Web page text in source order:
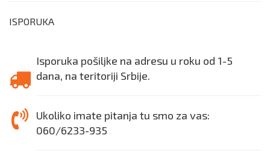
ISPORUKA
Isporuka pošiljke na adresu u roku od 1-5
dana, na teritoriji Srbije.
Ukoliko imate pitanja tu smo za vas:
060/6233-935